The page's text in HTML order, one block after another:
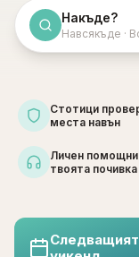
Накъде?
Навсякъде ·
Стотици
места навън
Личен
твоята почивка
Следващият